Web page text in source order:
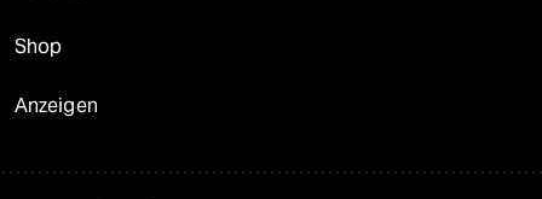
Shop
Anzeigen